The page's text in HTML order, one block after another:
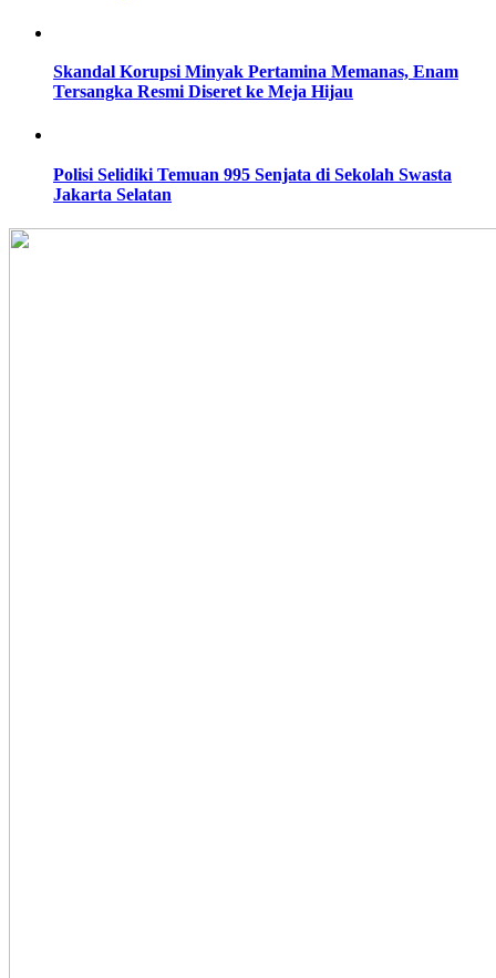
Skandal Korupsi Minyak Pertamina Memanas, Enam
Tersangka Resmi Diseret ke Meja Hijau
Polisi Selidiki Temuan 995 Senjata di Sekolah Swasta
Jakarta Selatan